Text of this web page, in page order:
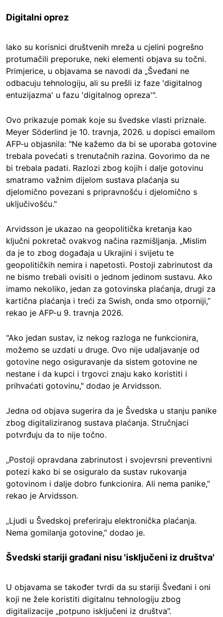
Digitalni oprez
Iako su korisnici društvenih mreža u cjelini pogrešno
protumačili preporuke, neki elementi objava su točni.
Primjerice, u objavama se navodi da „Šveđani ne
odbacuju tehnologiju, ali su prešli iz faze 'digitalnog
entuzijazma' u fazu 'digitalnog opreza'".
Ovo prikazuje pomak koje su švedske vlasti priznale.
Meyer Söderlind je 10. travnja, 2026. u dopisci emailom
AFP-u objasnila: "Ne kažemo da bi se uporaba gotovine
trebala povećati s trenutačnih razina. Govorimo da ne
bi trebala padati. Razlozi zbog kojih i dalje gotovinu
smatramo važnim dijelom sustava plaćanja su
djelomično povezani s pripravnošću i djelomično s
uključivošću."
Arvidsson je ukazao na geopolitička kretanja kao
ključni pokretač ovakvog načina razmišljanja. „Mislim
da je to zbog događaja u Ukrajini i svijetu te
geopolitičkih nemira i napetosti. Postoji zabrinutost da
ne bismo trebali ovisiti o jednom jedinom sustavu. Ako
imamo nekoliko, jedan za gotovinska plaćanja, drugi za
kartična plaćanja i treći za Swish, onda smo otporniji,”
rekao je AFP-u 9. travnja 2026.
"Ako jedan sustav, iz nekog razloga ne funkcionira,
možemo se uzdati u druge. Ovo nije udaljavanje od
gotovine nego osiguravanje da sistem gotovine ne
nestane i da kupci i trgovci znaju kako koristiti i
prihvaćati gotovinu," dodao je Arvidsson.
Jedna od objava sugerira da je Švedska u stanju panike
zbog digitaliziranog sustava plaćanja. Stručnjaci
potvrđuju da to nije točno.
„Postoji opravdana zabrinutost i svojevrsni preventivni
potezi kako bi se osiguralo da sustav rukovanja
gotovinom i dalje dobro funkcionira. Ali nema panike,”
rekao je Arvidsson.
„Ljudi u Švedskoj preferiraju elektronička plaćanja.
Nema gomilanja gotovine,” dodao je.
Švedski stariji građani nisu 'isključeni iz društva'
U objavama se također tvrdi da su stariji Šveđani i oni
koji ne žele koristiti digitalnu tehnologiju zbog
digitalizacije „potpuno isključeni iz društva”.